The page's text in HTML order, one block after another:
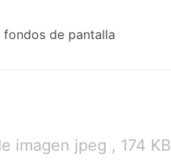
fondos de pantalla
imagen jpeg , 174 KB